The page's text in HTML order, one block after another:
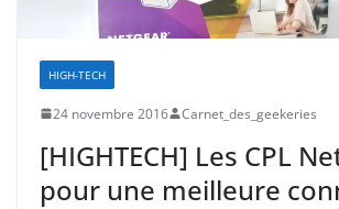
HIGH-TECH
24 novembre 2016 Carnet_des_geekeries
[HIGHTECH] Les CPL
pour une meilleure